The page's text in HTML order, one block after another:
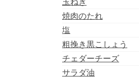
玉ねぎ
焼肉のたれ
塩
粗挽き黒こしょう
チェダーチーズ
サラダ油